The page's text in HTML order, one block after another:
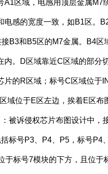
A1区域，电感用顶层金属
电感的宽度一致，如B1区。
B3和B5区的M7金属。B4
内。D区域靠近C区域的部分
片的R区域；标号C区域位
域位于E区左边，挨着E区布
诉侵权芯片布图设计中，
括标号P3、P4、P5，标号
于标号7模块的下方，且位